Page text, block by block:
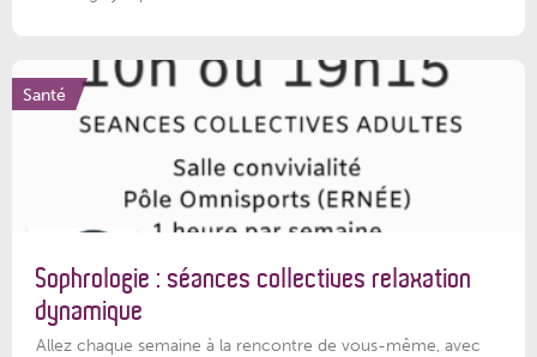
Santé
Sophrologie : séances collectives relaxation
dynamique
Allez chaque semaine à la rencontre de vous-même, avec